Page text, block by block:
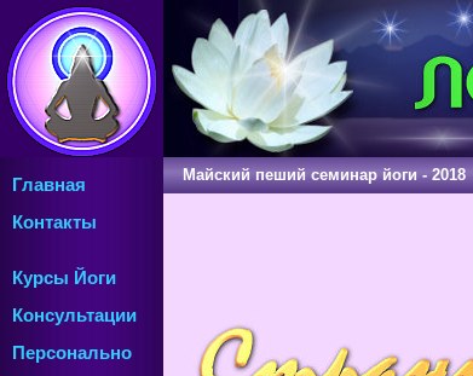
Главная
Контакты
Курсы Йоги
Консультации
Персонально
Майский пеший семинар йоги - 2018